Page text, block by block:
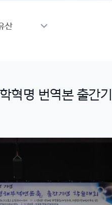
산
명 번역본 출간기